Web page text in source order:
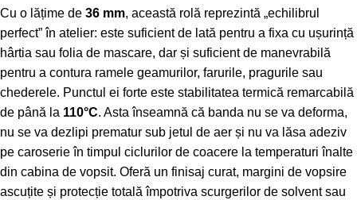
Cu o lățime de 36 mm, această rolă reprezintă „echilibrul
perfect” în atelier: este suficient de lată pentru a fixa cu ușurință
hârtia sau folia de mascare, dar și suficient de manevrabilă
pentru a contura ramele geamurilor, farurile, pragurile sau
chederele. Punctul ei forte este stabilitatea termică remarcabilă
de până la 110°C. Asta înseamnă că banda nu se va deforma,
nu se va dezlipi prematur sub jetul de aer și nu va lăsa adeziv
pe caroserie în timpul ciclurilor de coacere la temperaturi înalte
din cabina de vopsit. Oferă un finisaj curat, margini de vopsire
ascuțite și protecție totală împotriva scurgerilor de solvent sau